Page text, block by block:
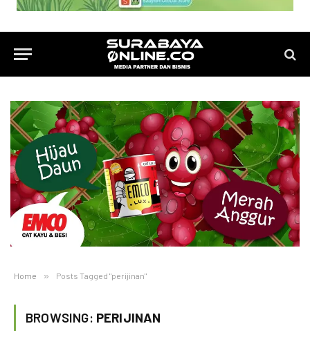
Home » Posts Tagged "perijinan"
BROWSING: PERIJINAN